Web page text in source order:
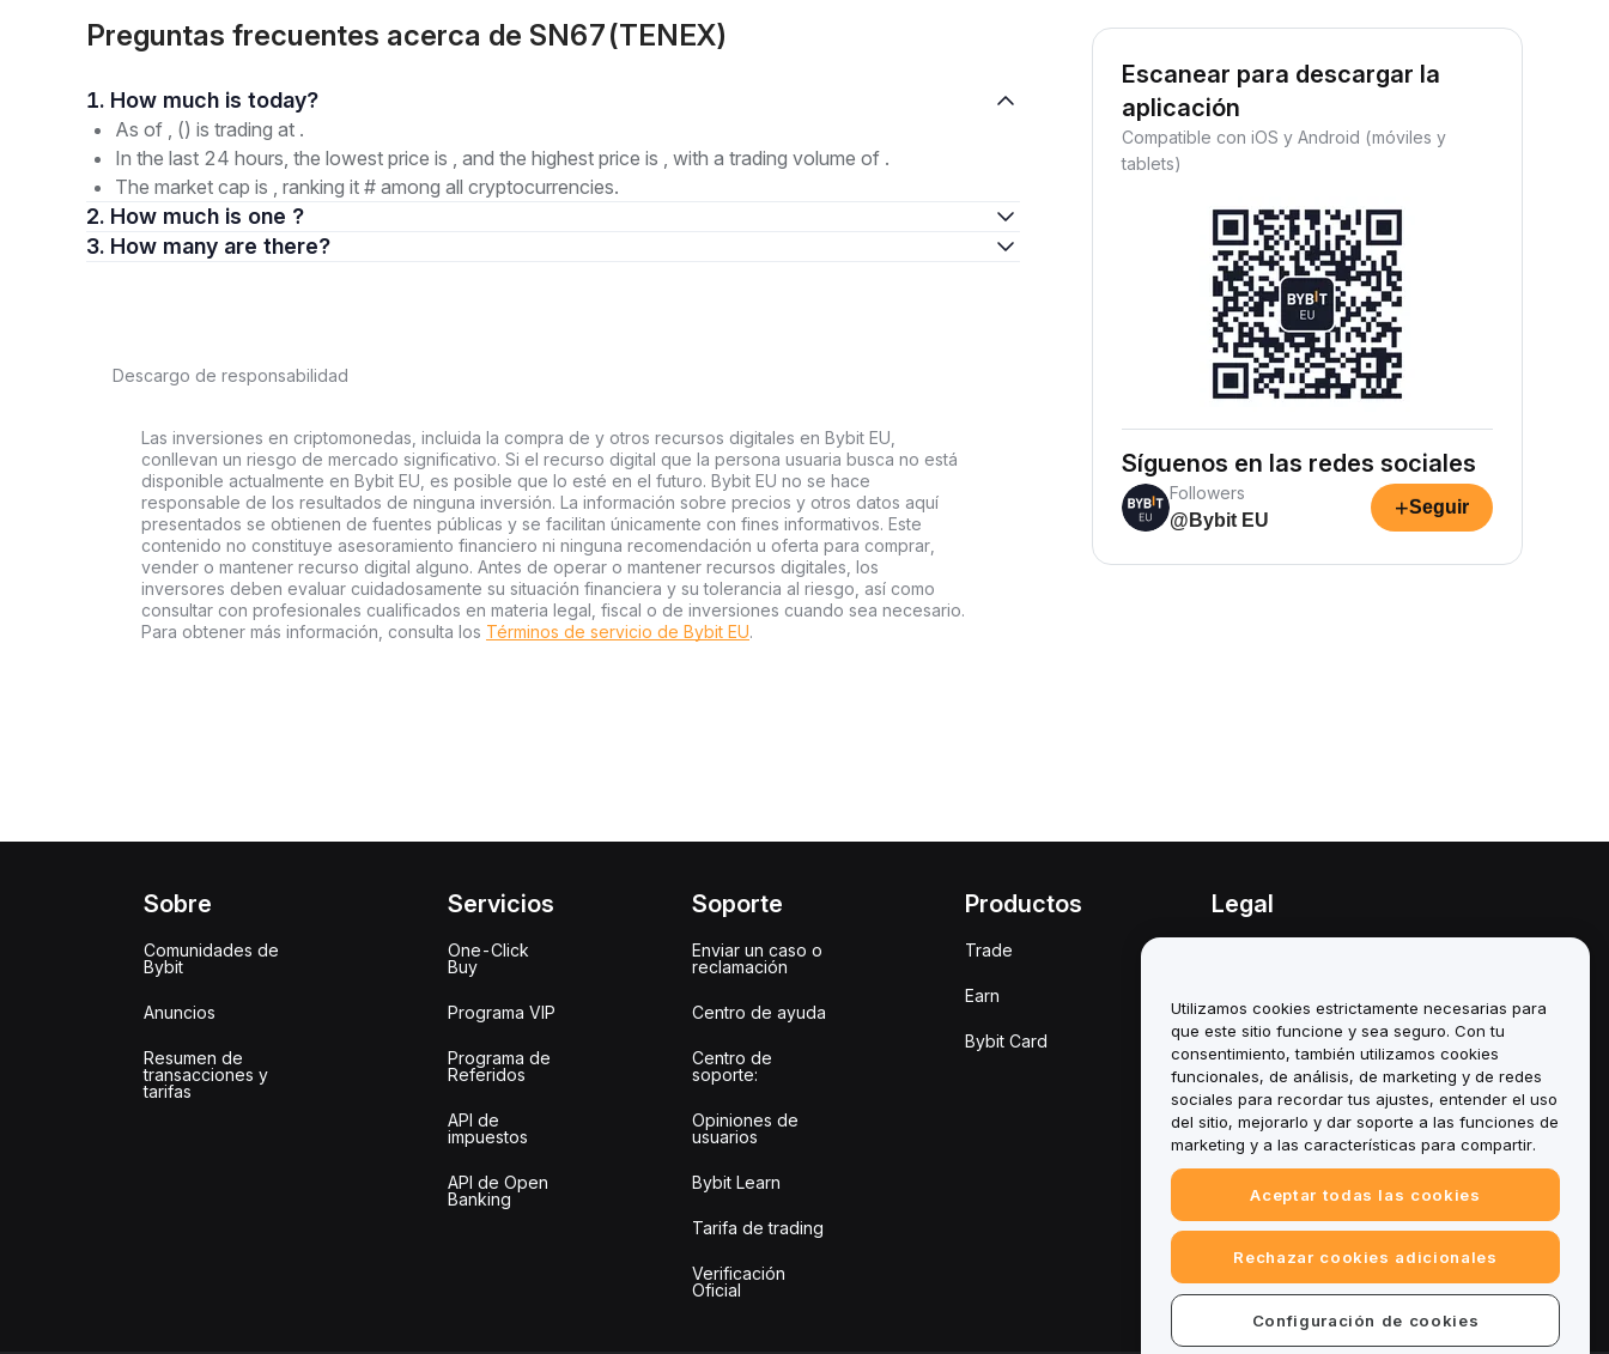
Preguntas frecuentes acerca de SN67(TENEX)
1. How much is today?
As of , () is trading at .
In the last 24 hours, the lowest price is , and the highest price is , with a trading volume of .
The market cap is , ranking it # among all cryptocurrencies.
2. How much is one ?
3. How many are there?
Descargo de responsabilidad
Las inversiones en criptomonedas, incluida la compra de y otros recursos digitales en Bybit EU,
conllevan un riesgo de mercado significativo. Si el recurso digital que la persona usuaria busca no está
disponible actualmente en Bybit EU, es posible que lo esté en el futuro. Bybit EU no se hace
responsable de los resultados de ninguna inversión. La información sobre precios y otros datos aquí
presentados se obtienen de fuentes públicas y se facilitan únicamente con fines informativos. Este
contenido no constituye asesoramiento financiero ni ninguna recomendación u oferta para comprar,
vender o mantener recurso digital alguno. Antes de operar o mantener recursos digitales, los
inversores deben evaluar cuidadosamente su situación financiera y su tolerancia al riesgo, así como
consultar con profesionales cualificados en materia legal, fiscal o de inversiones cuando sea necesario.
Para obtener más información, consulta los Términos de servicio de Bybit EU.
Escanear para descargar la
aplicación
Compatible con iOS y Android (móviles y
tablets)
Síguenos en las redes sociales
Followers
@Bybit EU
+Seguir
Sobre
Comunidades de
Bybit
Anuncios
Resumen de
transacciones y
tarifas
Servicios
One-Click
Buy
Programa VIP
Programa de
Referidos
API de
impuestos
API de Open
Banking
Soporte
Enviar un caso o
reclamación
Centro de ayuda
Centro de
soporte:
Opiniones de
usuarios
Bybit Learn
Tarifa de trading
Verificación
Oficial
Productos
Trade
Earn
Bybit Card
Legal
Resumen de la política de
custodia y administración
Información sobre ESG
Documentos técnicos de
criptoactivos
Utilizamos cookies estrictamente necesarias para
que este sitio funcione y sea seguro. Con tu
consentimiento, también utilizamos cookies
funcionales, de análisis, de marketing y de redes
sociales para recordar tus ajustes, entender el uso
del sitio, mejorarlo y dar soporte a las funciones de
marketing y a las características para compartir.
Aceptar todas las cookies
Rechazar cookies adicionales
Configuración de cookies